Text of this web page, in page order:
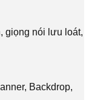
giọng nói lưu loát,
Backdrop,